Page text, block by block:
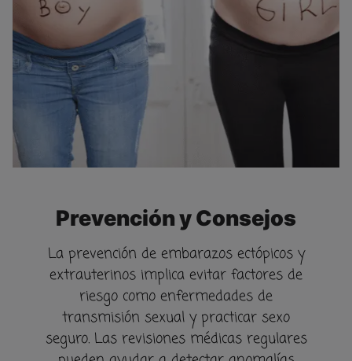
Prevención y Consejos
La prevención de embarazos ectópicos y
extrauterinos implica evitar factores de
riesgo como enfermedades de
transmisión sexual y practicar sexo
seguro. Las revisiones médicas regulares